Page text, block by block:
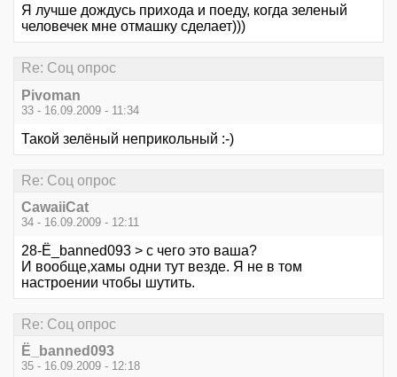
Я лучше дождусь прихода и поеду, когда зеленый
человечек мне отмашку сделает)))
Re: Соц опрос
Pivoman
33 - 16.09.2009 - 11:34
Такой зелёный неприкольный :-)
Re: Соц опрос
CawaiiCat
34 - 16.09.2009 - 12:11
28-Ё_banned093 > с чего это ваша?
И вообще,хамы одни тут везде. Я не в том
настроении чтобы шутить.
Re: Соц опрос
Ё_banned093
35 - 16.09.2009 - 12:18